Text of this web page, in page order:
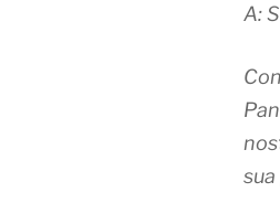
A: